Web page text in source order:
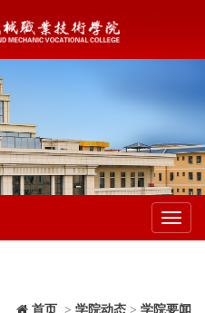
首页 > 学院动态 > 学院要闻